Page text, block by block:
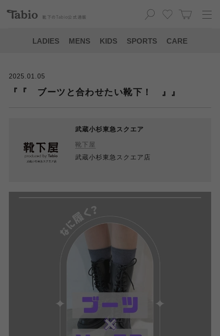
靴下の Tabio 公式通販
LADIES MENS KIDS SPORTS CARE
2025.01.05
『『 ブーツと合わせたい靴下！ 』』
武蔵小杉東急スクエア
靴下屋
武蔵小杉東急スクエア店